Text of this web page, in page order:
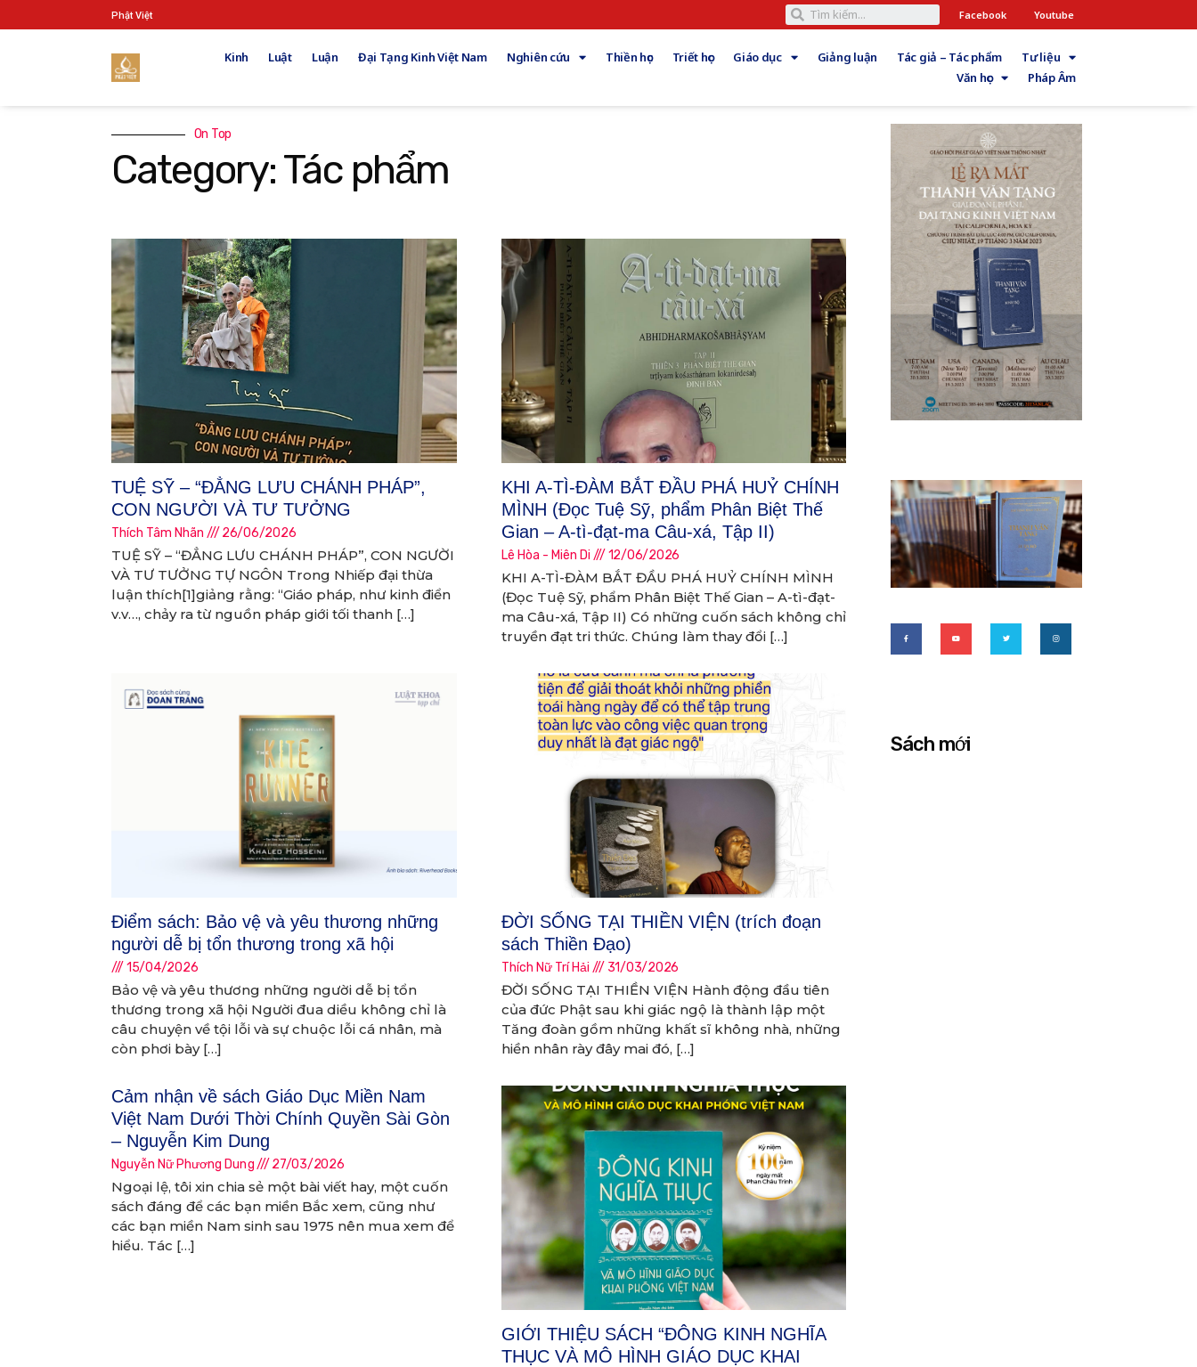
Phật Việt Facebook Youtube
Kinh Luật Luận Đại Tạng Kinh Việt Nam Nghiên cứu Thiền học Triết học Giáo dục Giảng luận Tác giả – Tác phẩm
Tư liệu
Văn học
Pháp Âm
On Top
Category: Tác phẩm
TUỆ SỸ – “ĐẲNG LƯU CHÁNH PHÁP”,
CON NGƯỜI VÀ TƯ TƯỞNG
Thích Tâm Nhãn 26/06/2026
TUỆ SỸ – “ĐẲNG LƯU CHÁNH PHÁP”, CON NGƯỜI
VÀ TƯ TƯỞNG TỰ NGÔN Trong Nhiếp đại thừa
luận thích[1]giảng rằng: “Giáo pháp, như kinh điển
v.v…, chảy ra từ nguồn pháp giới tối thanh […]
KHI A-TÌ-ĐÀM BẮT ĐẦU PHÁ HUỶ CHÍNH
MÌNH (Đọc Tuệ Sỹ, phẩm Phân Biệt Thế
Gian – A-tì-đạt-ma Câu-xá, Tập II)
Lê Hòa - Miên Di 12/06/2026
KHI A-TÌ-ĐÀM BẮT ĐẦU PHÁ HUỶ CHÍNH MÌNH
(Đọc Tuệ Sỹ, phẩm Phân Biệt Thế Gian – A-tì-đạt-
ma Câu-xá, Tập II) Có những cuốn sách không chỉ
truyền đạt tri thức. Chúng làm thay đổi […]
Điểm sách: Bảo vệ và yêu thương những
người dễ bị tổn thương trong xã hội
15/04/2026
Bảo vệ và yêu thương những người dễ bị tổn
thương trong xã hội Người đua diều không chỉ là
câu chuyện về tội lỗi và sự chuộc lỗi cá nhân, mà
còn phơi bày […]
ĐỜI SỐNG TẠI THIỀN VIỆN (trích đoạn
sách Thiền Đạo)
Thích Nữ Trí Hải 31/03/2026
ĐỜI SỐNG TẠI THIỀN VIỆN Hành động đầu tiên
của đức Phật sau khi giác ngộ là thành lập một
Tăng đoàn gồm những khất sĩ không nhà, những
hiền nhân rày đây mai đó, […]
Cảm nhận về sách Giáo Dục Miền Nam
Việt Nam Dưới Thời Chính Quyền Sài Gòn
– Nguyễn Kim Dung
Nguyễn Nữ Phương Dung 27/03/2026
Ngoại lệ, tôi xin chia sẻ một bài viết hay, một cuốn
sách đáng để các bạn miền Bắc xem, cũng như
các bạn miền Nam sinh sau 1975 nên mua xem để
hiểu. Tác […]
GIỚI THIỆU SÁCH “ĐÔNG KINH NGHĨA
THỤC VÀ MÔ HÌNH GIÁO DỤC KHAI
Sách mới